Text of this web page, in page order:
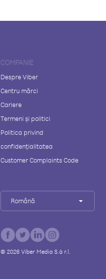
COMPANIE
Despre Viber
Centru mărci
Cariere
Termeni și politici
Politica privind
confidențialitatea
Customer Complaints Code
Română
© 2026Viber Media S.à r.l.